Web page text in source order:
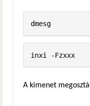
dmesg
inxi -Fzxxx
A kimenet